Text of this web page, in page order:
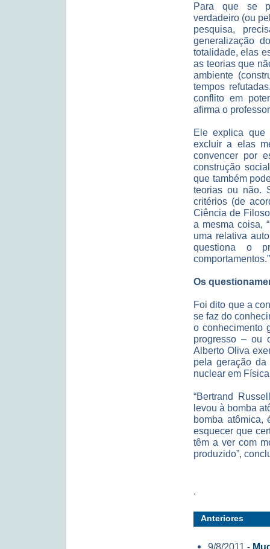
Para que se
verdadeiro (ou
pesquisa,
generalização
totalidade, elas
as teorias que
ambiente
tempos
conflito em
afirma o
Ele explica que
excluir a elas
convencer por
construção
que também
teorias ou não.
critérios (de
Ciência de
a mesma coisa,
uma relativa
questiona o
comportamentos.”
Os
Foi dito que a
se faz do
o conhecimento
progresso – ou
Alberto Oliva
pela geração
nuclear em
“Bertrand
levou à bomba
bomba atômica,
esquecer que
têm a ver com
produzido”,
.
Anteriores
9/8/2011 -